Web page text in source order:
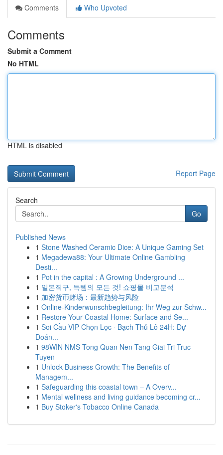
Comments
Who Upvoted
Comments
Submit a Comment
No HTML
HTML is disabled
Report Page
Search
Go
Published News
1 Stone Washed Ceramic Dice: A Unique Gaming Set
1 Megadewa88: Your Ultimate Online Gambling
Desti...
1 Pot in the capital : A Growing Underground ...
1 일본직구, 득템의 모든 것! 쇼핑몰 비교분석
1 加密货币赌场：最新趋势与风险
1 Online-Kinderwunschbegleitung: Ihr Weg zur Schw...
1 Restore Your Coastal Home: Surface and Se...
1 Soi Cầu VIP Chọn Lọc · Bạch Thủ Lô 24H: Dự
Đoán...
1 98WIN NMS Tong Quan Nen Tang Giai Tri Truc
Tuyen
1 Unlock Business Growth: The Benefits of
Managem...
1 Safeguarding this coastal town – A Overv...
1 Mental wellness and living guidance becoming cr...
1 Buy Stoker's Tobacco Online Canada